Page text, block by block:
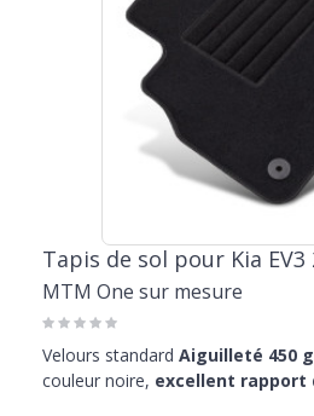
Tapis de sol pour Kia EV3
MTM One sur mesure
Velours standard Aiguilleté 450
couleur noire, excellent rapport